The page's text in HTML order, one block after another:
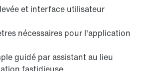
et interface utilisateur
nécessaires pour l'application
guidé par assistant au lieu